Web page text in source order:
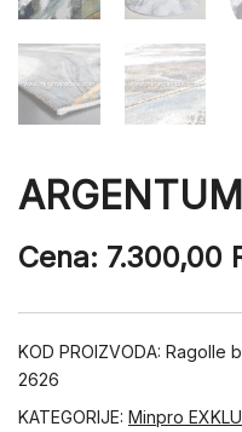
Cena: 7.300,00
KOD PROIZVODA: Ragolle
2626
KATEGORIJE: Minpro